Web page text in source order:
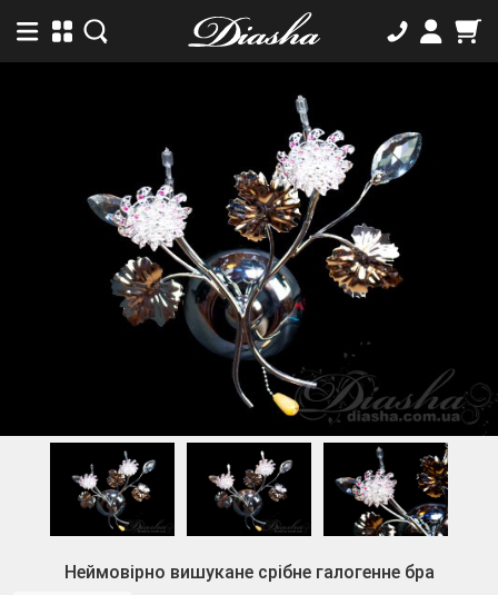
Неймовірно вишукане срібне галогенне бра